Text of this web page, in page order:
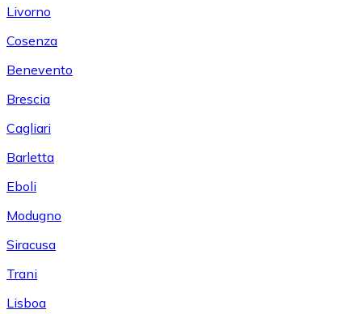
Livorno
Cosenza
Benevento
Brescia
Cagliari
Barletta
Eboli
Modugno
Siracusa
Trani
Lisboa